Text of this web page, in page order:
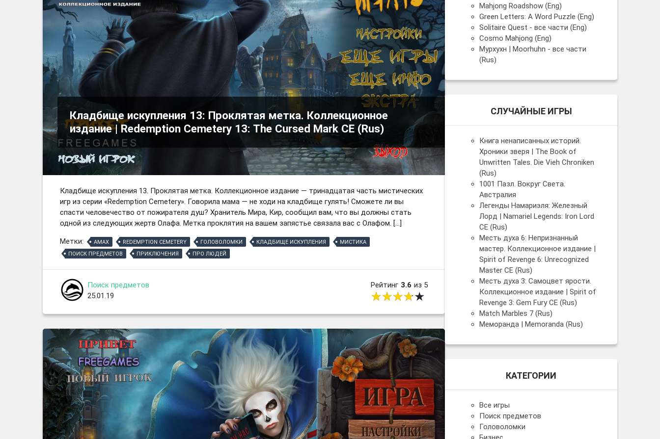
Кладбище искупления 13: Проклятая метка. Коллекционное
издание | Redemption Cemetery 13: The Cursed Mark CE (Rus)
Кладбище искупления 13. Проклятая метка. Коллекционное издание — тринадцатая часть мистических
игр из серии «Redemption Cemetery». Говорила мама — не ходи на кладбище гулять! Сможете ли вы
спасти человечество от пожирателя душ? Хранитель Мира, Кир, сообщил вам, что вы должны стать
одной из следующих жертв Олафа. Метка проклятия на вашем запястье связала вас с Олафом. […]
Метки: AMAX REDEMPTION CEMETERY ГОЛОВОЛОМКИ КЛАДБИЩЕ ИСКУПЛЕНИЯ
МИСТИКА
ПОИСК ПРЕДМЕТОВ
ПРИКЛЮЧЕНИЯ ПРО ЛЮДЕЙ
Поиск предметов
25.01.19
Рейтинг 3.6 из 5
Mahjong Roadshow (Eng)
Green Letters: A Word Puzzle (Eng)
Solitaire Quest - все части (Eng)
Cosmo Mahjong (Eng)
Мурхухн | Moorhuhn - все части
(Rus)
СЛУЧАЙНЫЕ ИГРЫ
Книга ненаписанных историй.
Хроники зверя | The Book of
Unwritten Tales. Die Vieh Chroniken
(Rus)
1001 Пазл. Вокруг Света.
Австралия
Легенды Намариэля: Железный
Лорд | Namariel Legends: Iron Lord
CE (Rus)
Месть духа 6: Непризнанный
мастер. Коллекционное издание |
Spirit of Revenge 6: Unrecognized
Master CE (Rus)
Месть духа 3: Самоцвет ярости.
Коллекционное издание | Spirit of
Revenge 3: Gem Fury CE (Rus)
Match Marbles 7 (Rus)
Меморанда | Memoranda (Rus)
КАТЕГОРИИ
Все игры
Поиск предметов
Головоломки